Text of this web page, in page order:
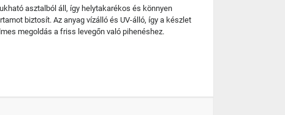
asztalból áll, így helytakarékos és könnyen
biztosít. Az anyag vízálló és UV-álló, így a készlet
megoldás a friss levegőn való pihenéshez.